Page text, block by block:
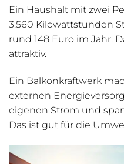
Ein Haushalt mit zwei
3.560 Kilowattstunden
rund 148 Euro im Jahr.
attraktiv.
Ein Balkonkraftwerk
externen
eigenen Strom und
Das ist gut für die